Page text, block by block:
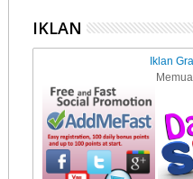
IKLAN
Iklan